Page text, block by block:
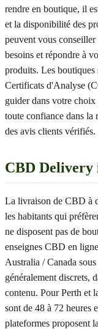
rendre en boutique, il
et la disponibilité des
peuvent vous conseiller
besoins et répondre à
produits. Les boutiques
Certificats d'Analyse
guider dans votre choix
toute confiance dans la
des avis clients vérifiés.
CBD
La livraison de CBD à
les habitants qui
ne disposent pas de
enseignes CBD en
Australia / Canada
généralement discrets,
contenu. Pour Perth et
sont de 48 à 72 heures
plateformes proposent